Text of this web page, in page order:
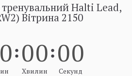
Halti Lead,
Вітрина 2150
0 00
Хвилин
00
Секунд